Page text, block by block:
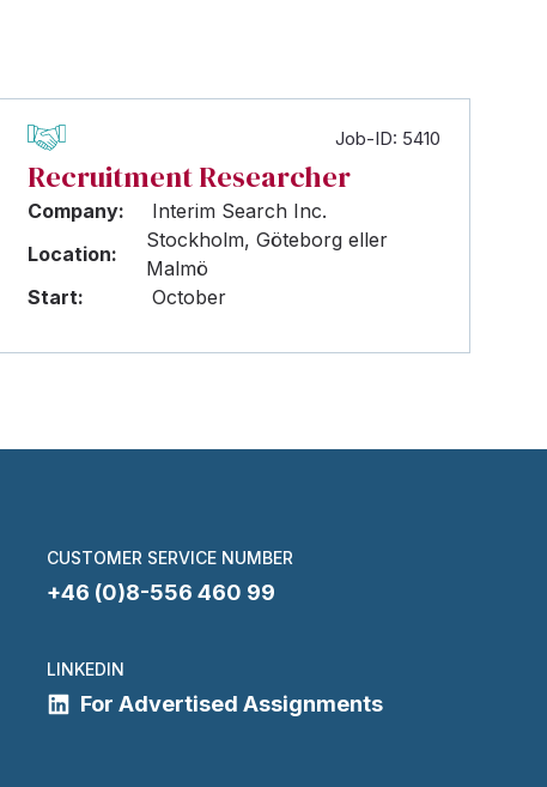
Job-ID: 5410
Recruitment Researcher
Company:
Interim Search Inc.
Location:
Stockholm, Göteborg eller
Malmö
Start:
October
CUSTOMER SERVICE NUMBER
+46 (0)8-556 460 99
LINKEDIN
For Advertised Assignments